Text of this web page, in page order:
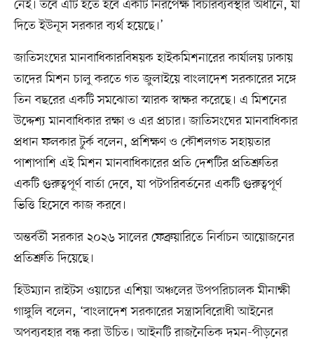
নেই। তবে এটি হতে হবে একটি নিরপেক্ষ বিচারব্যবস্থার অধীনে, যা
দিতে ইউনূস সরকার ব্যর্থ হয়েছে।’
জাতিসংঘের মানবাধিকারবিষয়ক হাইকমিশনারের কার্যালয় ঢাকায়
তাদের মিশন চালু করতে গত জুলাইয়ে বাংলাদেশ সরকারের সঙ্গে
তিন বছরের একটি সমঝোতা স্মারক স্বাক্ষর করেছে। এ মিশনের
উদ্দেশ্য মানবাধিকার রক্ষা ও এর প্রচার। জাতিসংঘের মানবাধিকার
প্রধান ফলকার টুর্ক বলেন, প্রশিক্ষণ ও কৌশলগত সহায়তার
পাশাপাশি এই মিশন মানবাধিকারের প্রতি দেশটির প্রতিশ্রুতির
একটি গুরুত্বপূর্ণ বার্তা দেবে, যা পটপরিবর্তনের একটি গুরুত্বপূর্ণ
ভিত্তি হিসেবে কাজ করবে।
অন্তর্বর্তী সরকার ২০২৬ সালের ফেব্রুয়ারিতে নির্বাচন আয়োজনের
প্রতিশ্রুতি দিয়েছে।
হিউম্যান রাইটস ওয়াচের এশিয়া অঞ্চলের উপপরিচালক মীনাক্ষী
গাঙ্গুলি বলেন, ‘বাংলাদেশ সরকারের সন্ত্রাসবিরোধী আইনের
অপব্যবহার বন্ধ করা উচিত। আইনটি রাজনৈতিক দমন-পীড়নের